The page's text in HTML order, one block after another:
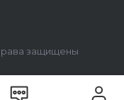
защищены